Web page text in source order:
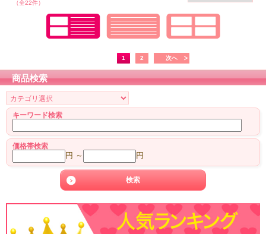
（全22件）
1 2 次へ
商品検索
キーワード検索
価格帯検索
円 ～ 円